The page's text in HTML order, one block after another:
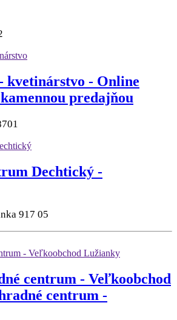
kvetinárstvo - Online
predajňou
Dechtický -
917 05
centrum - Veľkoobchod
centrum -